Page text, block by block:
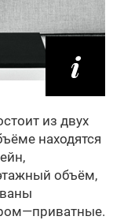
из двух
находятся
объём,